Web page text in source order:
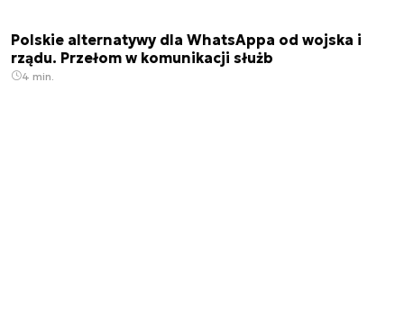
Polskie alternatywy dla WhatsAppa od wojska i
rządu. Przełom w komunikacji służb
4 min.